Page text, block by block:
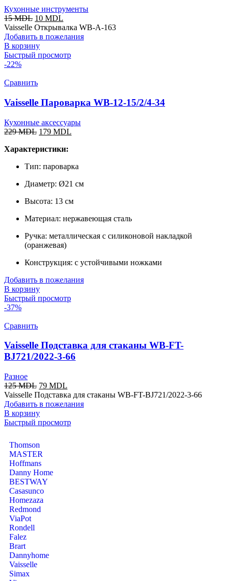
Кухонные инструменты
15MDL 10 MDL
Vaisselle Открывалка WB-A-163
Добавить в пожелания
В корзину
Быстрый просмотр
-22%
Сравнить
Vaisselle Пароварка WB-12-15/2/4-34
Кухонные аксессуары
229MDL 179 MDL
Характеристики:
Тип: пароварка
Диаметр: Ø21 см
Высота: 13 см
Материал: нержавеющая сталь
Ручка: металлическая с силиконовой накладкой
(оранжевая)
Конструкция: с устойчивыми ножками
Добавить в пожелания
В корзину
Быстрый просмотр
-37%
Сравнить
Vaisselle Подставка для cтаканы WB-FT-
BJ721/2022-3-66
Разное
125MDL 79 MDL
Vaisselle Подставка для cтаканы WB-FT-BJ721/2022-3-66
Добавить в пожелания
В корзину
Быстрый просмотр
Thomson
MASTER
Hoffmans
Danny Home
BESTWAY
Casasunco
Homezaza
Redmond
ViaPot
Rondell
Falez
Brart
Dannyhome
Vaisselle
Simax